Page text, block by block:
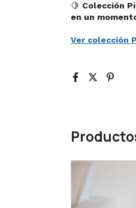
🍋 Colección
en un
Ver colección